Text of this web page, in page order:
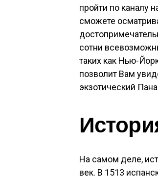
пройти по каналу
сможете
сотни
таких как Нью-
позволит Вам
экзотический
На самом деле,
век. В 1513